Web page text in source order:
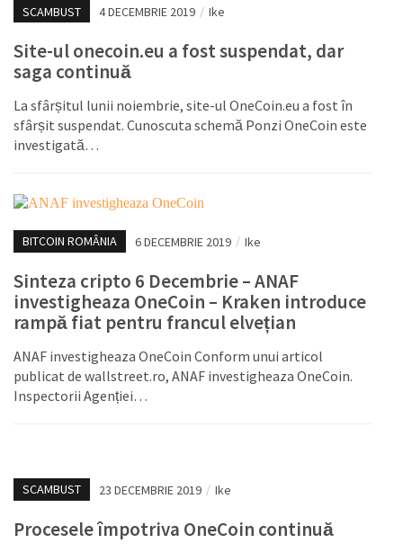
SCAMBUST 4 DECEMBRIE 2019 / Ike
Site-ul onecoin.eu a fost suspendat, dar
saga continuă
La sfârșitul lunii noiembrie, site-ul OneCoin.eu a fost în
sfârșit suspendat. Cunoscuta schemă Ponzi OneCoin este
investigată…
BITCOIN ROMÂNIA 6 DECEMBRIE 2019 / Ike
Sinteza cripto 6 Decembrie – ANAF
investigheaza OneCoin – Kraken introduce
rampă fiat pentru francul elvețian
ANAF investigheaza OneCoin Conform unui articol
publicat de wallstreet.ro, ANAF investigheaza OneCoin.
Inspectorii Agenției…
SCAMBUST 23 DECEMBRIE 2019 / Ike
Procesele împotriva OneCoin continuă